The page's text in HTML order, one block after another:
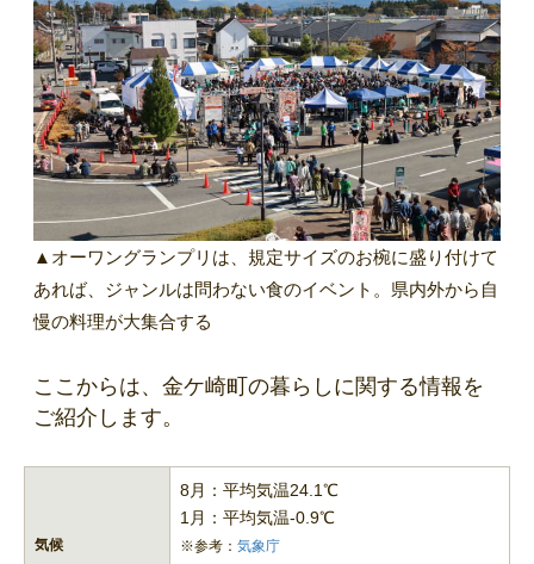
▲オーワングランプリは、規定サイズのお椀に盛り付けて
あれば、ジャンルは問わない食のイベント。県内外から自
慢の料理が大集合する
ここからは、金ケ崎町の暮らしに関する情報を
ご紹介します。
気候
8月：平均気温24.1℃
1月：平均気温-0.9℃
※参考： 気象庁